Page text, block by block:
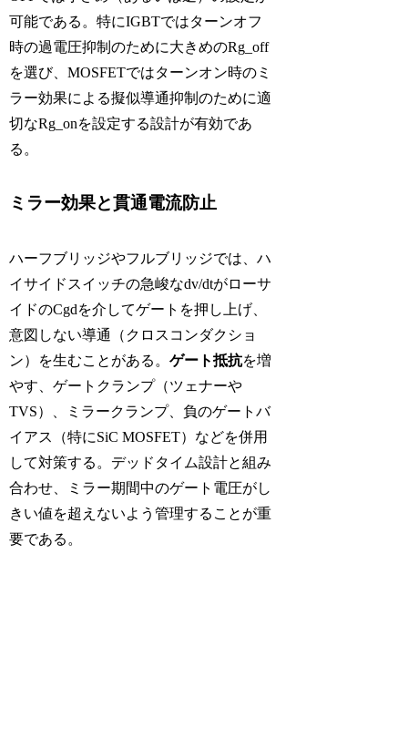
可能である。特にIGBTではターンオフ
時の過電圧抑制のために大きめのRg_off
を選び、MOSFETではターンオン時のミ
ラー効果による擬似導通抑制のために適
切なRg_onを設定する設計が有効であ
る。
ミラー効果と貫通電流防止
ハーフブリッジやフルブリッジでは、ハ
イサイドスイッチの急峻なdv/dtがローサ
イドのCgdを介してゲートを押し上げ、
意図しない導通（クロスコンダクショ
ン）を生むことがある。ゲート抵抗を増
やす、ゲートクランプ（ツェナーや
TVS）、ミラークランプ、負のゲートバ
イアス（特にSiC MOSFET）などを併用
して対策する。デッドタイム設計と組み
合わせ、ミラー期間中のゲート電圧がし
きい値を超えないよう管理することが重
要である。